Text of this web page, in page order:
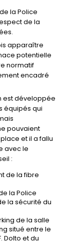
la Police
de la
apparaître
potentielle
normatif
encadré
est développée
équipés qui
pouvaient
et il a fallu
avec le
:
de la fibre
la Police
la sécurité du
de la salle
situé entre le
Dolto et du